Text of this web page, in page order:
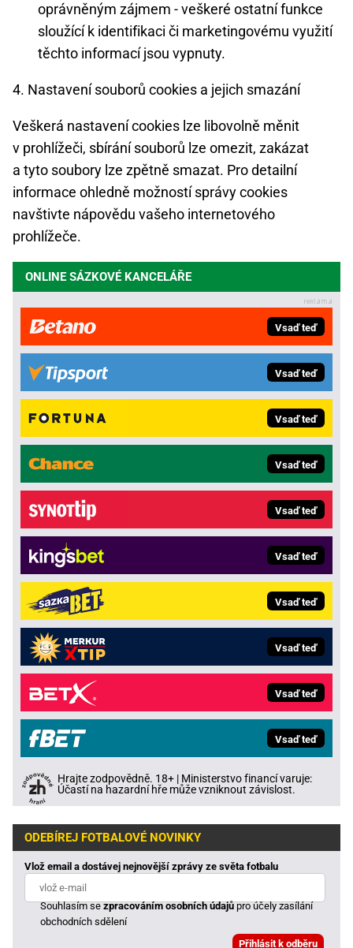
oprávněným zájmem - veškeré ostatní funkce
sloužící k identifikaci či marketingovému využití
těchto informací jsou vypnuty.
4. Nastavení souborů cookies a jejich smazání
Veškerá nastavení cookies lze libovolně měnit
v prohlížeči, sbírání souborů lze omezit, zakázat
a tyto soubory lze zpětně smazat. Pro detailní
informace ohledně možností správy cookies
navštivte nápovědu vašeho internetového
prohlížeče.
ONLINE SÁZKOVÉ KANCELÁŘE
Vsaď teď
Vsaď teď
Vsaď teď
Vsaď teď
Vsaď teď
Vsaď teď
Vsaď teď
Vsaď teď
Vsaď teď
Vsaď teď
Hrajte zodpovědně. 18+ | Ministerstvo financí varuje:
Účastí na hazardní hře může vzniknout závislost.
ODEBÍREJ FOTBALOVÉ NOVINKY
Vlož email a dostávej nejnovější zprávy ze světa fotbalu
Souhlasím sezpracováním osobních údajůpro účely zasílání
obchodních sdělení